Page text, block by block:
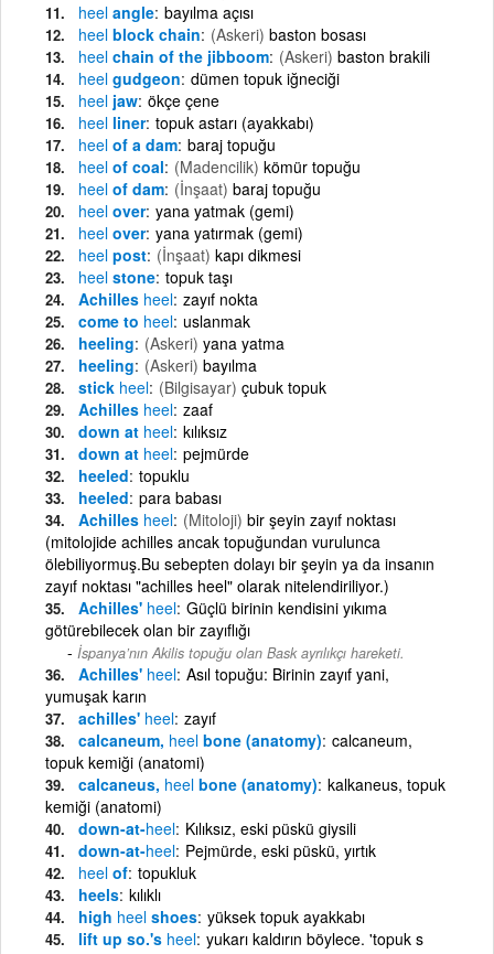
heel angle bayılma açısı
heel block chain (Askeri) baston bosası
heel chain of the jibboom (Askeri) baston brakili
heel gudgeon dümen topuk iğneciği
heel jaw ökçe çene
heel liner topuk astarı (ayakkabı)
heel of a dam baraj topuğu
heel of coal (Madencilik) kömür topuğu
heel of dam (İnşaat) baraj topuğu
heel over yana yatmak (gemi)
heel over yana yatırmak (gemi)
heel post (İnşaat) kapı dikmesi
heel stone topuk taşı
Achilles heel zayıf nokta
come to heel uslanmak
heeling (Askeri) yana yatma
heeling (Askeri) bayılma
stick heel (Bilgisayar) çubuk topuk
Achilles heel zaaf
down at heel kılıksız
down at heel pejmürde
heeled topuklu
heeled para babası
Achilles heel (Mitoloji) bir şeyin zayıf noktası
(mitolojide achilles ancak topuğundan vurulunca
ölebiliyormuş.Bu sebepten dolayı bir şeyin ya da insanın
zayıf noktası "achilles heel" olarak nitelendiriliyor.)
Achilles' heel Güçlü birinin kendisini yıkıma
götürebilecek olan bir zayıflığı
İspanya’nın Akilis topuğu olan Bask ayrılıkçı hareketi.
Achilles' heel Asıl topuğu: Birinin zayıf yani,
yumuşak karın
achilles' heel zayıf
calcaneum, heel bone (anatomy) calcaneum,
topuk kemiği (anatomi)
calcaneus, heel bone (anatomy) kalkaneus, topuk
kemiği (anatomi)
down-at-heel Kılıksız, eski püskü giysili
down-at-heel Pejmürde, eski püskü, yırtık
heel of topukluk
heels kılıklı
high heel shoes yüksek topuk ayakkabı
lift up so.'s heel yukarı kaldırın böylece. 'topuk s